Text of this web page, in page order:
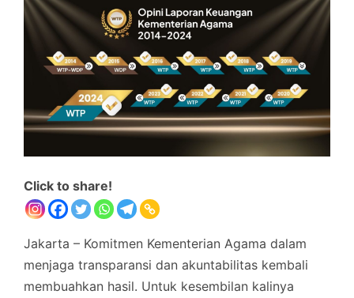
Click to share!
Jakarta – Komitmen Kementerian Agama dalam
menjaga transparansi dan akuntabilitas kembali
membuahkan hasil. Untuk kesembilan kalinya